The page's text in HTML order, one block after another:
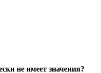
не имеет значения?